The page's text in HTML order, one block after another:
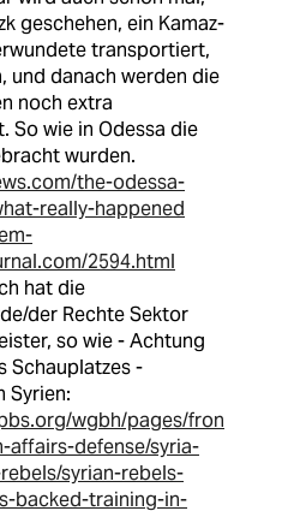
geschehen, ein Kamaz-
transportiert,
und danach werden die
noch extra
So wie in Odessa die
wurden.
the-odessa-
really-happened
2594.html
hat die
der Rechte Sektor
so wie - Achtung
Schauplatzes -
Syrien:
wgbh/pages/fron
affairs-defense/syria-
syrian-rebels-
backed-training-in-